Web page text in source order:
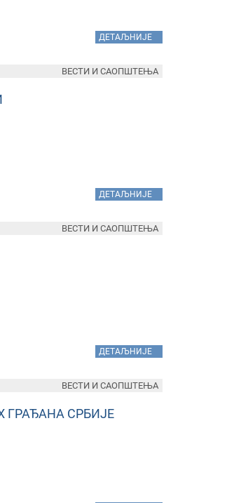
ДЕТАЉНИЈЕ
ДЕТАЉНИЈЕ
ВЕСТИ И САОПШТЕЊА
ДЕТАЉНИЈЕ
ВЕСТИ И САОПШТЕЊА
СРБИЈЕ
ВЕСТИ И САОПШТЕЊА